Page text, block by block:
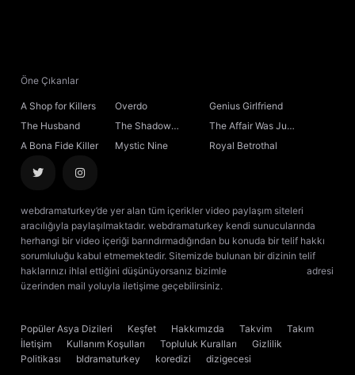
23. Bölüm
24. Bölüm
26. Bölüm
27. Bölüm
29. Bölüm
Öne Çıkanlar
A Shop for Killers Overdo
Genius Girlfriend
The Husband
The Shadow
Sovereign
The Affair Was Just
the Beginning
A Bona Fide Killer Mystic Nine Royal Betrothal
webdramaturkey’de yer alan tüm içerikler video paylaşım siteleri
aracılığıyla paylaşılmaktadır. webdramaturkey kendi sunucularında
herhangi bir video içeriği barındırmadığından bu konuda bir telif hakkı
sorumluluğu kabul etmemektedir. Sitemizde bulunan bir dizinin telif
haklarınızı ihlal ettiğini düşünüyorsanız bizimle
adresi
üzerinden mail yoluyla iletişime geçebilirsiniz.
Popüler Asya Dizileri Keşfet Hakkımızda Takvim
Takım
İletişim
Kullanım Koşulları Topluluk Kuralları
Gizlilik
Politikası
bldramaturkey koredizi
dizigecesi